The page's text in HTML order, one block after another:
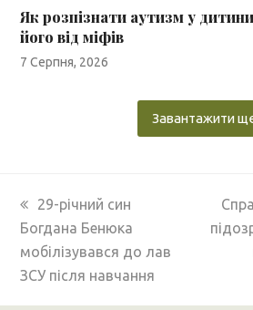
Як розпізнати аутизм у
його від міфів
7 Серпня, 2026
Завантажити
previous
post:
29-річний син
Богдана Бенюка
мобілізувався до лав
ЗСУ після навчання
next
post: